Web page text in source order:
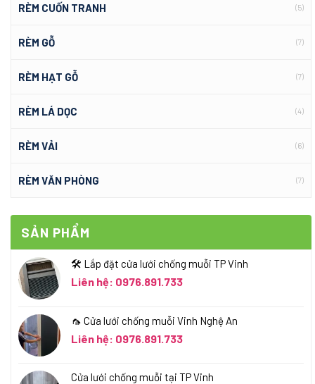
RÈM CUỐN TRANH (5)
RÈM GỖ (7)
RÈM HẠT GỖ (7)
RÈM LÁ DỌC (4)
RÈM VẢI (6)
RÈM VĂN PHÒNG (7)
SẢN PHẨM
🛠️ Lắp đặt cửa lưới chống muỗi TP Vinh
Liên hệ: 0976.891.733
🦟 Cửa lưới chống muỗi Vinh Nghệ An
Liên hệ: 0976.891.733
Cửa lưới chống muỗi tại TP Vinh